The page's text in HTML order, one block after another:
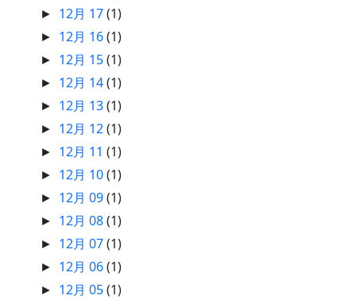
► 12月 17(1)
► 12月 16(1)
► 12月 15(1)
► 12月 14(1)
► 12月 13(1)
► 12月 12(1)
► 12月 11(1)
► 12月 10(1)
► 12月 09(1)
► 12月 08(1)
► 12月 07(1)
► 12月 06(1)
► 12月 05(1)